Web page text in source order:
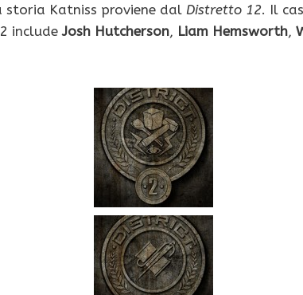
Katniss proviene dal Distretto 12. Il
includeJosh Hutcherson, Liam Hemsworth,